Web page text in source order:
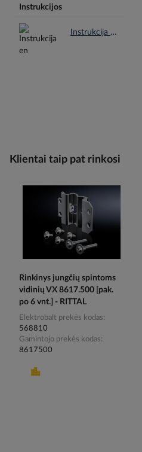
Instrukcijos
Instrukcija en.pdf
Klientai taip pat rinkosi
Rinkinys jungčių spintoms
vidinių VX 8617.500 [pak.
po 6 vnt.] - RITTAL
Elektrobalt prekės kodas
568810
Gamintojo prekės kodas
8617500